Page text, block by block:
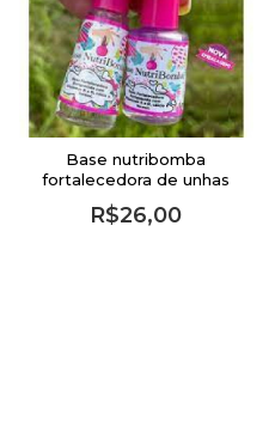
Base nutribomba
fortalecedora de unhas
R$26,00